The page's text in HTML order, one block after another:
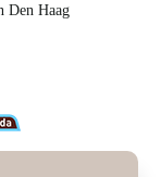
Den Haag